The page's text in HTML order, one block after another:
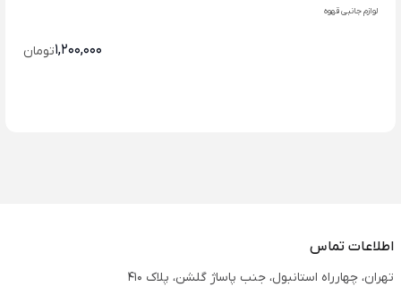
لوازم جانبی قهوه
1,200,000تومان
اطلاعات تماس
تهران، چهارراه استانبول، جنب پاساژ گلشن، پلاک 410